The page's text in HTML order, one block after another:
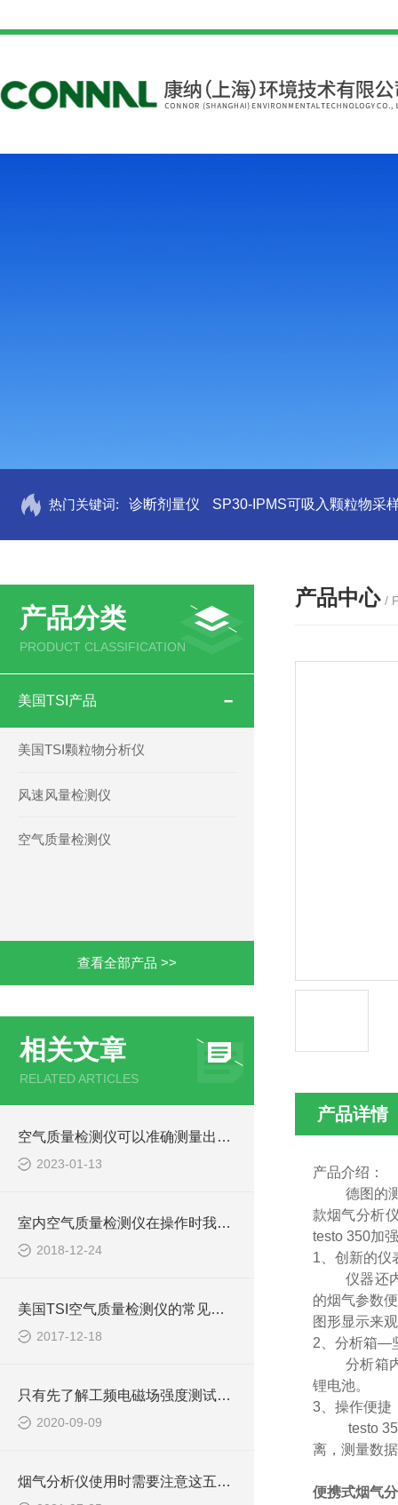
热门关键词: 诊断剂量仪 SP30-IPMS可吸入颗粒物采
产品分类
PRODUCT CLASSIFICATION
美国TSI产品
美国TSI颗粒物分析仪
风速风量检测仪
空气质量检测仪
查看全部产品 >>
相关文章
RELATED ARTICLES
空气质量检测仪可以准确测量出污染气体的浓度大小
2023-01-13
室内空气质量检测仪在操作时我们需要哪些要求
2018-12-24
美国TSI空气质量检测仪的常见检测方法
2017-12-18
只有先了解工频电磁场强度测试仪的性能，才能更好的使用它
2020-09-09
烟气分析仪使用时需要注意这五个问题
产品中心 /
产品详情
产品介绍：
德图的
款烟气分析
testo 350加
1、创新的仪
仪器还内
的烟气参数
图形显示来
2、分析箱—
分析箱内
锂电池。
3、操作便捷
testo 350
离，测量数
便携式烟气